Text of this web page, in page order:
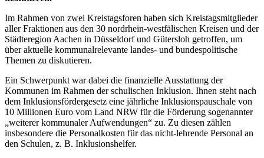
Im Rahmen von zwei Kreistagsforen haben sich Kreistagsmitglieder
aller Fraktionen aus den 30 nordrhein-westfälischen Kreisen und der
Städteregion Aachen in Düsseldorf und Gütersloh getroffen, um
über aktuelle kommunalrelevante landes- und bundespolitische
Themen zu diskutieren.
Ein Schwerpunkt war dabei die finanzielle Ausstattung der
Kommunen im Rahmen der schulischen Inklusion. Ihnen steht nach
dem Inklusionsfördergesetz eine jährliche Inklusionspauschale von
10 Millionen Euro vom Land NRW für die Förderung sogenannter
„weiterer kommunaler Aufwendungen“ zu. Zu diesen zählen
insbesondere die Personalkosten für das nicht-lehrende Personal an
den Schulen, z. B. Inklusionshelfer.